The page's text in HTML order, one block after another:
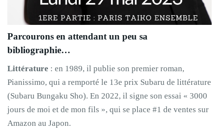
Parcourons en attendant un peu sa
bibliographie…
Littérature : en 1989, il publie son premier roman,
Pianissimo, qui a remporté le 13e prix Subaru de littérature
(Subaru Bungaku Sho). En 2022, il signe son essai « 3000
jours de moi et de mon fils », qui se place #1 de ventes sur
Amazon au Japon.